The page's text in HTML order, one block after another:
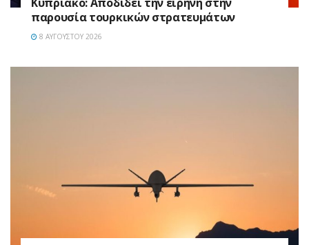
παρουσία τουρκικών στρατευμάτων
8 ΑΥΓΟΎΣΤΟΥ 2026